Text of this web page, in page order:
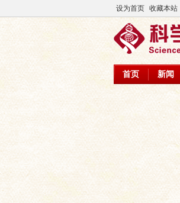
设为首页 收藏本站
首页 新闻